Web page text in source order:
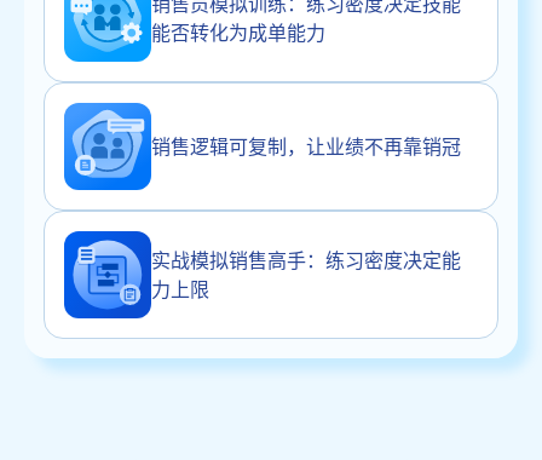
能否转化为成单能力
销售逻辑可复制，让业绩不再靠销冠
实战模拟销售高手：练习密度决定能
力上限